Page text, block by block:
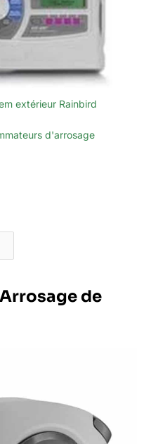
extérieur Rainbird
d'arrosage
de